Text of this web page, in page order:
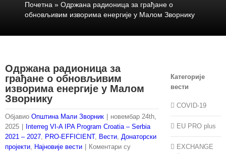
Почетна »Одржана радионица за грађане о
обновљивим изворима енергије у Малом Зворнику
Одржана радионица за
грађане о обновљивим
изворима енергије у Малом
Зворнику
Објавио Општина Мали Зворник
новембар 24th,
2025
Interreg VI-A IPA Program Croatia – Serbia
2021 – 2027
PRO-EFFICIENT, Вести Донаторски
пројекти
Најновије вести
Коментари су
Категорије
вести
COVID-19
EU PRO plus
EXCHANGE